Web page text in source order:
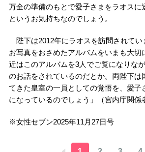
万全の準備のもとで愛子さまをラオスに
というお気持ちなのでしょう。
陛下は2012年にラオスを訪問されてい
お写真をおさめたアルバムをいまも大切
近はこのアルバムを3人でご覧になりな
のお話をされているのだとか。両陛下は
てきた皇室の一員としての覚悟を、愛子
になっているのでしょう」（宮内庁関係
※女性セブン2025年11月27日号